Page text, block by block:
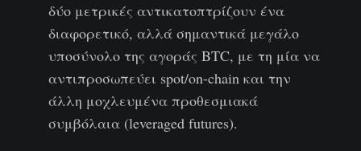
δύο μετρικές αντικατοπτρίζουν ένα
διαφορετικό, αλλά σημαντικά μεγάλο
υποσύνολο της αγοράς BTC, με τη μία να
αντιπροσωπεύει spot/on-chain και την
άλλη μοχλευμένα προθεσμιακά
συμβόλαια (leveraged futures).